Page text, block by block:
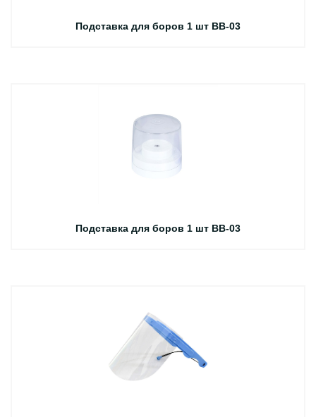
Подставка для боров 1 шт BB-03
Подставка для боров 1 шт BB-03